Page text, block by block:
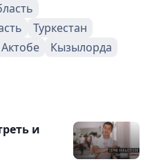
Туркестан
Актобе
Кызылорда
и